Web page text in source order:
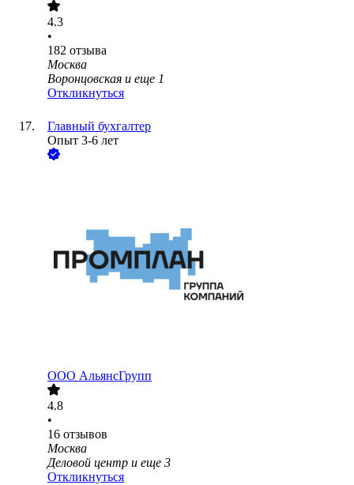
4.3
•
182 отзыва
Москва
Воронцовская и еще 1
Откликнуться
Главный бухгалтер
Опыт 3-6 лет
ООО АльянсГрупп
4.8
•
16 отзывов
Москва
Деловой центр и еще 3
Откликнуться